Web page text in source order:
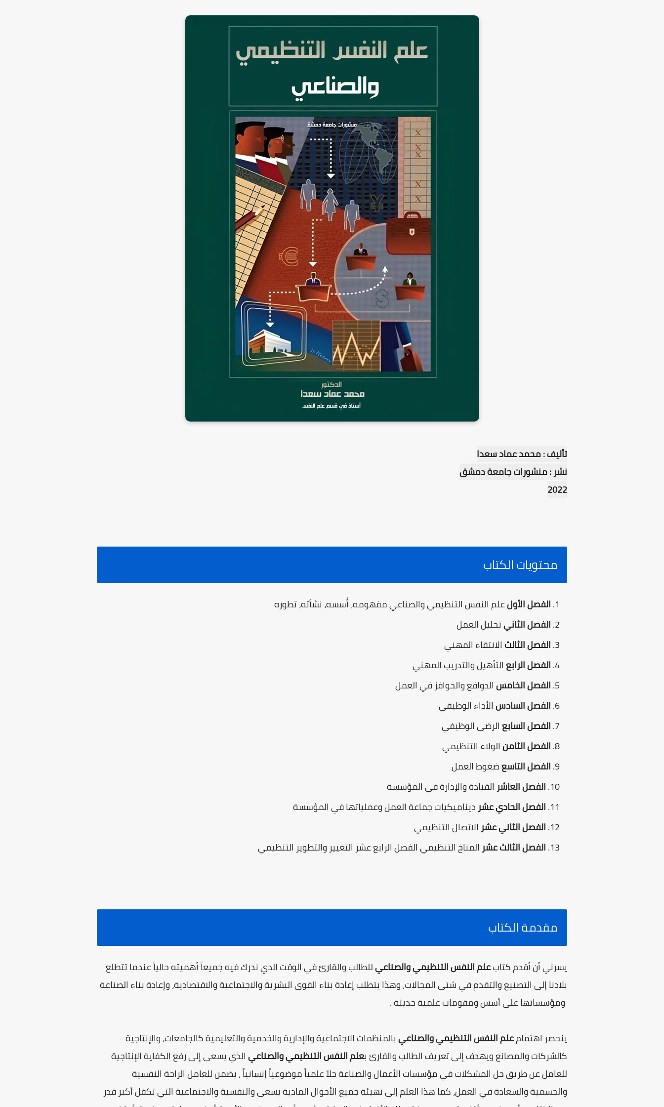
تأليف : محمد عماد سعدا
نشر : منشورات جامعة دمشق
2022
محتويات الكتاب
الفصل الأولعلم النفس التنظيمي والصناعي مفهومه، أُسسه، نشأته، تطوره
الفصل الثانيتحليل العمل
الفصل الثالث الانتقاء المهني
الفصل الرابعالتأهيل والتدريب المهني
الفصل الخامسالدوافع والحوافز في العمل
الفصل السادسالأداء الوظيفي
الفصل السابعالرضى الوظيفي
الفصل الثامنالولاء التنظيمي
الفصل التاسعضغوط العمل
الفصل العاشرالقيادة والإدارة في المؤسسة
الفصل الحادي عشرديناميكيات جماعة العمل وعملياتها في المؤسسة
الفصل الثاني عشرالاتصال التنظيمي
الفصل الثالث عشرالمناخ التنظيمي الفصل الرابع عشر التغيير والتطوير التنظيمي
مقدمة الكتاب
يسرني أن أقدم كتابعلم النفس التنظيمي والصناعيللطالب والقارئ في الوقت الذي ندرك فيه جميعاً أهميته حالياً عندما تتطلع
بلادنا إلى التصنيع والتقدم في شتى المجالات، وهذا يتطلب إعادة بناء القوى البشرية والاجتماعية والاقتصادية، وإعادة بناء الصناعة
ومؤسساتها على أسس ومقومات علمية حديثة .
ينحصر اهتمامعلم النفس التنظيمي والصناعيبالمنظمات الاجتماعية والإدارية والخدمية والتعليمية كالجامعات، والإنتاجية
كالشركات والمصانع ويهدف إلى تعريف الطالب والقارئ بعلم النفس التنظيمي والصناعيالذي يسعى إلى رفع الكفاية الإنتاجية
للعامل عن طريق حل المشكلات في مؤسسات الأعمال والصناعة حلاً علمياً موضوعياً إنسانياً ، يضمن للعامل الراحة النفسية
والجسمية والسعادة في العمل، كما هذا العلم إلى تهيئة جميع الأحوال المادية يسعى والنفسية والاجتماعية التي تكفل أكبر قدر